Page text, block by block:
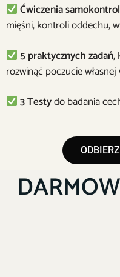
Ćwiczenia
mięśni, kontroli oddechu,
5 praktycznych zadań,
rozwinąć poczucie
3 Testydo badania